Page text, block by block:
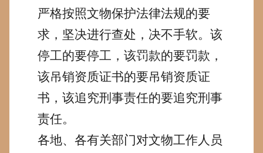
严格按照文物保护法律法规的要
求，坚决进行查处，决不手软。该
停工的要停工，该罚款的要罚款，
该吊销资质证书的要吊销资质证
书，该追究刑事责任的要追究刑事
责任。
各地、各有关部门对文物工作人员